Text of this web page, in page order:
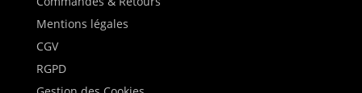
Mentions légales
CGV
RGPD